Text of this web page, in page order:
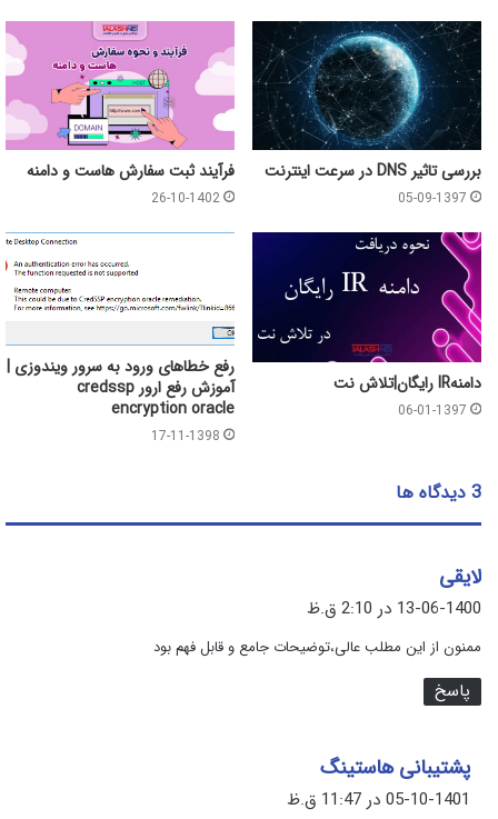
بررسی تاثیر DNS در سرعت اینترنت
05-09-1397
فرآیند ثبت سفارش هاست و دامنه
26-10-1402
دامنهIR رایگان|تلاش نت
06-01-1397
رفع خطاهای ورود به سرور ویندوزی |
آموزش رفع ارور credssp
encryption oracle
17-11-1398
‫3 دیدگاه ها
لایقی
ف
13-06-1400 در 2:10 ق.ظ
ممنون از این مطلب عالی،توضیحات جامع و قابل فهم بود
پاسخ
پشتیبانی هاستینگ
ف
05-10-1401 در 11:47 ق.ظ